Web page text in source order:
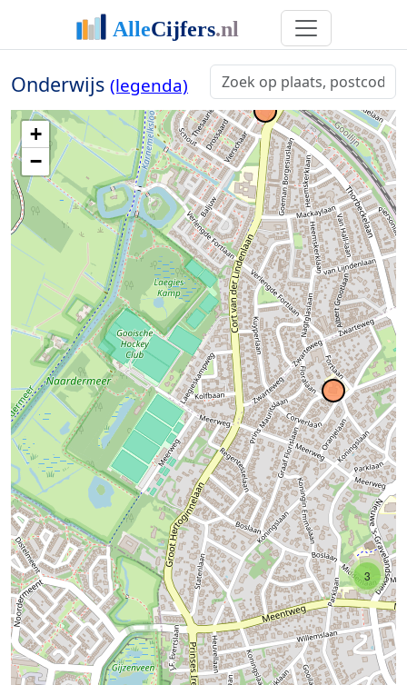
Onderwijs (legenda)
3
+
−